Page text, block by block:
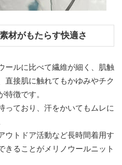
材がもたらす快適さ
ールに比べて繊維が細く、肌触
直接肌に触れてもかゆみやチク
特徴です。
っており、汗をかいてもムレに
ウトドア活動など長時間着用す
きることがメリノウールニット